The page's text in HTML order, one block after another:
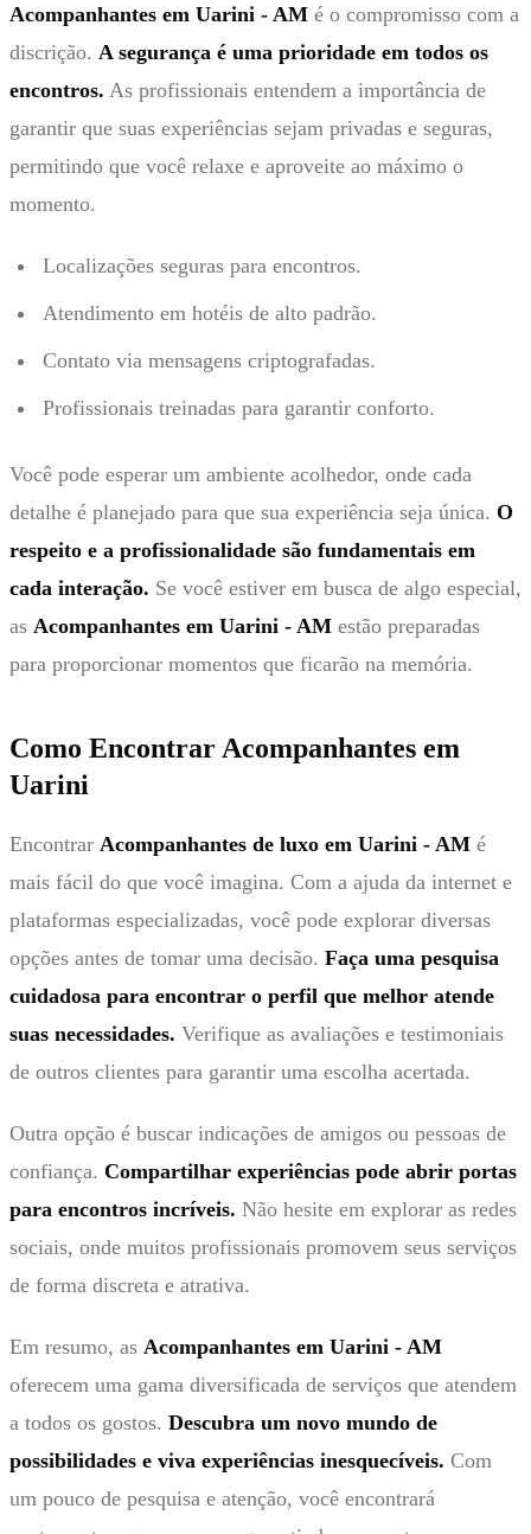
Acompanhantes em Uarini - AM é o compromisso com a
discrição. A segurança é uma prioridade em todos os
encontros. As profissionais entendem a importância de
garantir que suas experiências sejam privadas e seguras,
permitindo que você relaxe e aproveite ao máximo o
momento.
Localizações seguras para encontros.
Atendimento em hotéis de alto padrão.
Contato via mensagens criptografadas.
Profissionais treinadas para garantir conforto.
Você pode esperar um ambiente acolhedor, onde cada
detalhe é planejado para que sua experiência seja única. O
respeito e a profissionalidade são fundamentais em
cada interação. Se você estiver em busca de algo especial,
as Acompanhantes em Uarini - AM estão preparadas
para proporcionar momentos que ficarão na memória.
Como Encontrar Acompanhantes em
Uarini
Encontrar Acompanhantes de luxo em Uarini - AM é
mais fácil do que você imagina. Com a ajuda da internet e
plataformas especializadas, você pode explorar diversas
opções antes de tomar uma decisão. Faça uma pesquisa
cuidadosa para encontrar o perfil que melhor atende
suas necessidades. Verifique as avaliações e testimoniais
de outros clientes para garantir uma escolha acertada.
Outra opção é buscar indicações de amigos ou pessoas de
confiança. Compartilhar experiências pode abrir portas
para encontros incríveis. Não hesite em explorar as redes
sociais, onde muitos profissionais promovem seus serviços
de forma discreta e atrativa.
Em resumo, as Acompanhantes em Uarini - AM
oferecem uma gama diversificada de serviços que atendem
a todos os gostos. Descubra um novo mundo de
possibilidades e viva experiências inesquecíveis. Com
um pouco de pesquisa e atenção, você encontrará